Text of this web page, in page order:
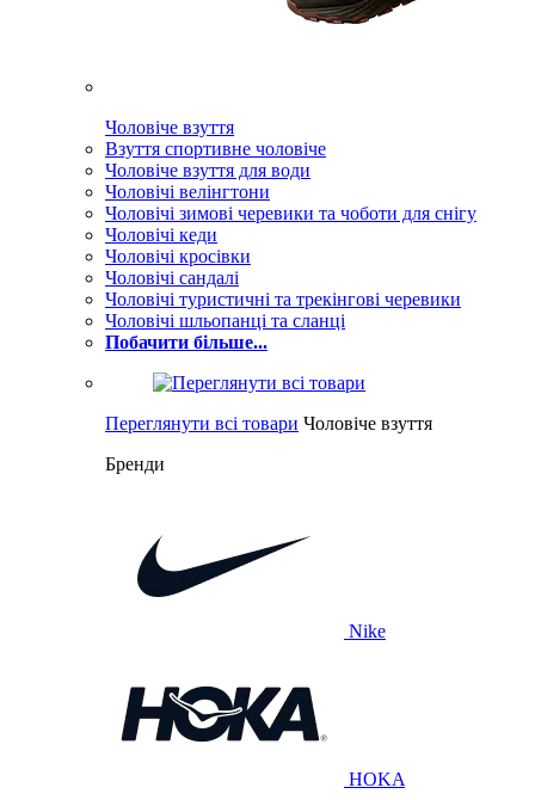
Чоловіче взуття
Взуття спортивне чоловіче
Чоловіче взуття для води
Чоловічі велінгтони
Чоловічі зимові черевики та чоботи для снігу
Чоловічі кеди
Чоловічі кросівки
Чоловічі сандалі
Чоловічі туристичні та трекінгові черевики
Чоловічі шльопанці та сланці
Побачити більше...
Переглянути всі товари Чоловіче взуття
Бренди
Nike
HOKA